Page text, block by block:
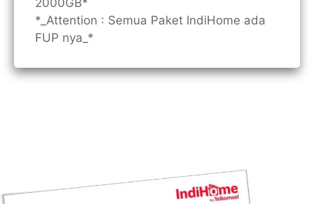
2000GB*
*_Attention : Semua Paket IndiHome ada
FUP nya_*